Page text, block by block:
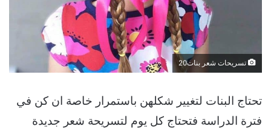
تسريحات شعر بنات20
تحتاج البنات لتغيير شكلهن باستمرار خاصة ان كن في
فترة الدراسة فتحتاج كل يوم لتسريحة شعر جديدة